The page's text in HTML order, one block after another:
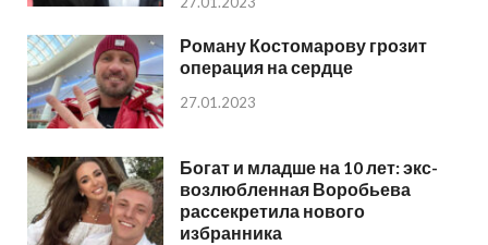
Роману Костомарову грозит
операция на сердце
27.01.2023
Богат и младше на 10 лет: экс-
возлюбленная Воробьева
рассекретила нового
избранника